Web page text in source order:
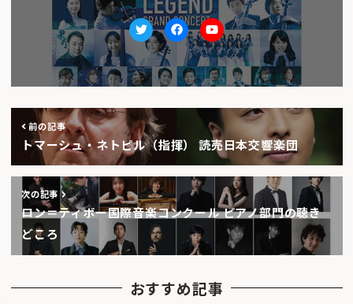
TwitterfacebookYoutube
前の記事
トマーシュ・ネトピル（指揮） 読売日本交響楽団
次の記事
ロン＝ティボー国際音楽コンクール ピアノ部門の聴き
どころ
おすすめ記事